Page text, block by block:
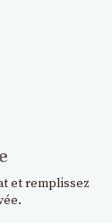
et remplissez